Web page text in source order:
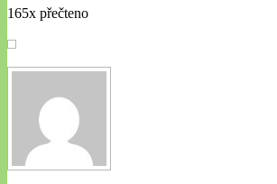
165x přečteno